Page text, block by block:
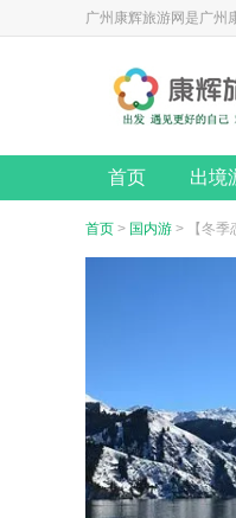
广州康辉旅游网是广州
首页 出境
首页 > 国内游 > 【冬季